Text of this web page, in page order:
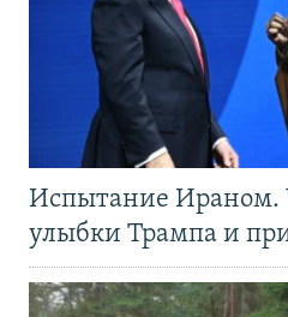
Испытание Ираном.
улыбки Трампа и